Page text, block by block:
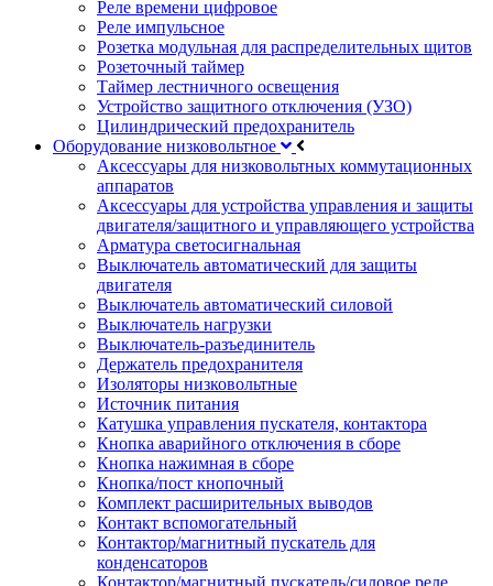
Реле времени цифровое
Реле импульсное
Розетка модульная для распределительных щитов
Розеточный таймер
Таймер лестничного освещения
Устройство защитного отключения (УЗО)
Цилиндрический предохранитель
Оборудование низковольтное
Аксессуары для низковольтных коммутационных
аппаратов
Аксессуары для устройства управления и защиты
двигателя/защитного и управляющего устройства
Арматура светосигнальная
Выключатель автоматический для защиты
двигателя
Выключатель автоматический силовой
Выключатель нагрузки
Выключатель-разъединитель
Держатель предохранителя
Изоляторы низковольтные
Источник питания
Катушка управления пускателя, контактора
Кнопка аварийного отключения в сборе
Кнопка нажимная в сборе
Кнопка/пост кнопочный
Комплект расширительных выводов
Контакт вспомогательный
Контактор/магнитный пускатель для
конденсаторов
Контактор/магнитный пускатель/силовое реле